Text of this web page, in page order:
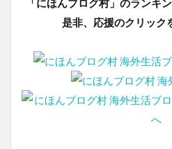
是非、応援のクリック